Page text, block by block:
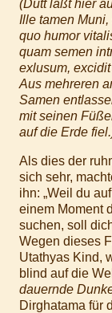
(Dutt läßt hier
Ille tamen
quo humor
quam semen
exlusum,
Aus mehreren
Samen
mit seinen
auf die Erde
Als dies der
sich sehr,
ihn: „Weil du
einem Moment
suchen, soll
Wegen dieses
Utathyas Kind,
blind auf die
dauernde
Dirghatama für